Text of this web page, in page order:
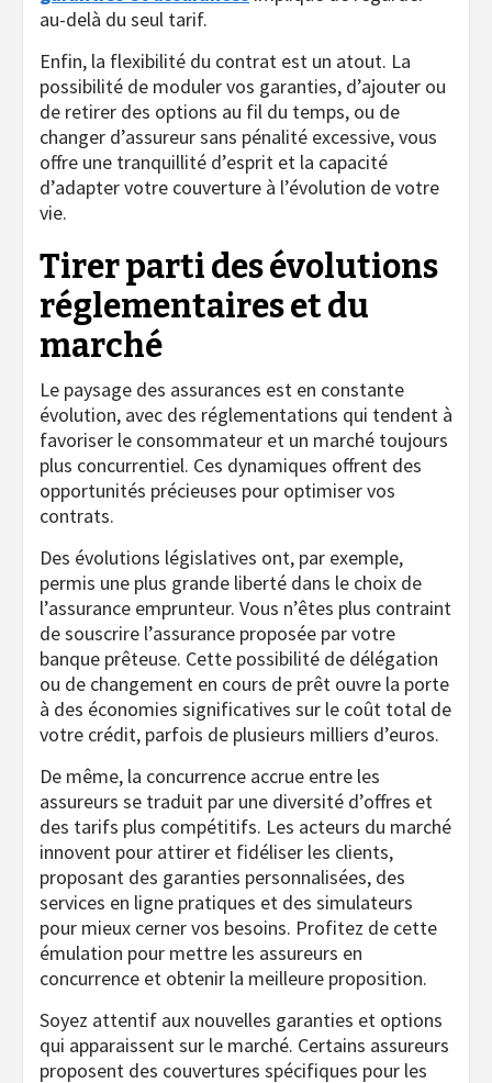
au-delà du seul tarif.
Enfin, la flexibilité du contrat est un atout. La
possibilité de moduler vos garanties, d’ajouter ou
de retirer des options au fil du temps, ou de
changer d’assureur sans pénalité excessive, vous
offre une tranquillité d’esprit et la capacité
d’adapter votre couverture à l’évolution de votre
vie.
Tirer parti des évolutions
réglementaires et du
marché
Le paysage des assurances est en constante
évolution, avec des réglementations qui tendent à
favoriser le consommateur et un marché toujours
plus concurrentiel. Ces dynamiques offrent des
opportunités précieuses pour optimiser vos
contrats.
Des évolutions législatives ont, par exemple,
permis une plus grande liberté dans le choix de
l’assurance emprunteur. Vous n’êtes plus contraint
de souscrire l’assurance proposée par votre
banque prêteuse. Cette possibilité de délégation
ou de changement en cours de prêt ouvre la porte
à des économies significatives sur le coût total de
votre crédit, parfois de plusieurs milliers d’euros.
De même, la concurrence accrue entre les
assureurs se traduit par une diversité d’offres et
des tarifs plus compétitifs. Les acteurs du marché
innovent pour attirer et fidéliser les clients,
proposant des garanties personnalisées, des
services en ligne pratiques et des simulateurs
pour mieux cerner vos besoins. Profitez de cette
émulation pour mettre les assureurs en
concurrence et obtenir la meilleure proposition.
Soyez attentif aux nouvelles garanties et options
qui apparaissent sur le marché. Certains assureurs
proposent des couvertures spécifiques pour les